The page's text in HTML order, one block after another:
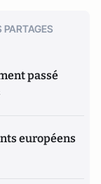
PARTAGES
passé
européens